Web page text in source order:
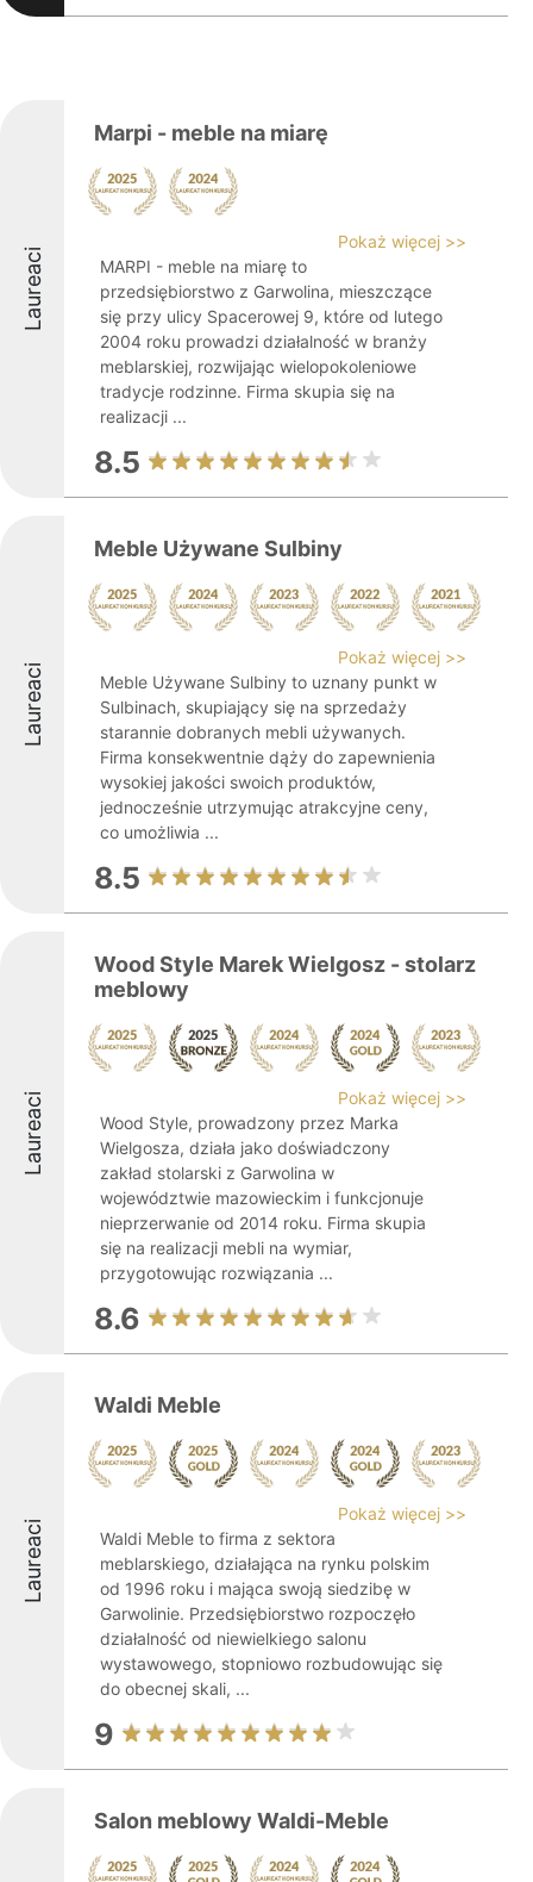
Laureaci
Marpi - meble na miarę
Pokaż więcej >>
MARPI - meble na miarę to
przedsiębiorstwo z Garwolina, mieszczące
się przy ulicy Spacerowej 9, które od lutego
2004 roku prowadzi działalność w branży
meblarskiej, rozwijając wielopokoleniowe
tradycje rodzinne. Firma skupia się na
realizacji ...
8.5
Laureaci
Meble Używane Sulbiny
Pokaż więcej >>
Meble Używane Sulbiny to uznany punkt w
Sulbinach, skupiający się na sprzedaży
starannie dobranych mebli używanych.
Firma konsekwentnie dąży do zapewnienia
wysokiej jakości swoich produktów,
jednocześnie utrzymując atrakcyjne ceny,
co umożliwia ...
8.5
Laureaci
Wood Style Marek Wielgosz - stolarz
meblowy
Pokaż więcej >>
Wood Style, prowadzony przez Marka
Wielgosza, działa jako doświadczony
zakład stolarski z Garwolina w
województwie mazowieckim i funkcjonuje
nieprzerwanie od 2014 roku. Firma skupia
się na realizacji mebli na wymiar,
przygotowując rozwiązania ...
8.6
Laureaci
Waldi Meble
Pokaż więcej >>
Waldi Meble to firma z sektora
meblarskiego, działająca na rynku polskim
od 1996 roku i mająca swoją siedzibę w
Garwolinie. Przedsiębiorstwo rozpoczęło
działalność od niewielkiego salonu
wystawowego, stopniowo rozbudowując się
do obecnej skali, ...
9
Salon meblowy Waldi-Meble